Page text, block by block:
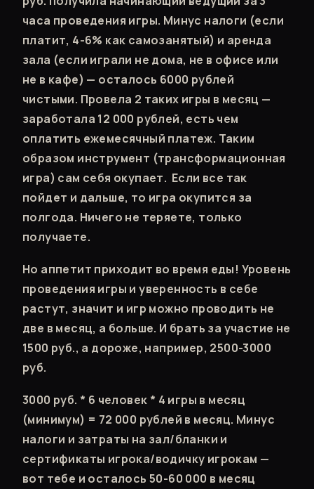
часа проведения игры. Минус налоги (если
платит, 4-6% как самозанятый) и аренда
зала (если играли не дома, не в офисе или
не в кафе) — осталось 6000 рублей
чистыми. Провела 2 таких игры в месяц —
заработала 12 000 рублей, есть чем
оплатить ежемесячный платеж. Таким
образом инструмент (трансформационная
игра) сам себя окупает. Если все так
пойдет и дальше, то игра окупится за
полгода. Ничего не теряете, только
получаете.
Но аппетит приходит во время еды! Уровень
проведения игры и уверенность в себе
растут, значит и игр можно проводить не
две в месяц, а больше. И брать за участие не
1500 руб., а дороже, например, 2500-3000
руб.
3000 руб. * 6 человек * 4 игры в месяц
(минимум) = 72 000 рублей в месяц. Минус
налоги и затраты на зал/бланки и
сертификаты игрока/водичку игрокам —
вот тебе и осталось 50-60 000 в месяц